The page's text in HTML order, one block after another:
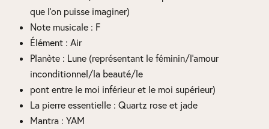
que l’on puisse imaginer)
Note musicale : F
Élément : Air
Planète : Lune (représentant le féminin/l’amour
inconditionnel/la beauté/le
pont entre le moi inférieur et le moi supérieur)
La pierre essentielle : Quartz rose et jade
Mantra : YAM